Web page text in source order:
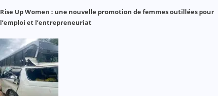
Rise Up Women : une nouvelle promotion de femmes outillées pour
l’emploi et l’entrepreneuriat